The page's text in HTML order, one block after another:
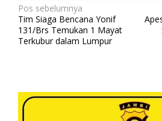
N
a
v
a
s
Pos sebelumnya
Tim Siaga Bencana Yonif
131/Brs Temukan 1 Mayat
Terkubur dalam Lumpur